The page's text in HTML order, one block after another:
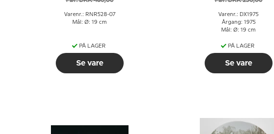
Varenr.: RNR528-07
Mål: Ø: 19 cm
PÅ LAGER
Se vare
Varenr.: DX1975
Årgang: 1975
Mål: Ø: 19 cm
PÅ LAGER
Se vare